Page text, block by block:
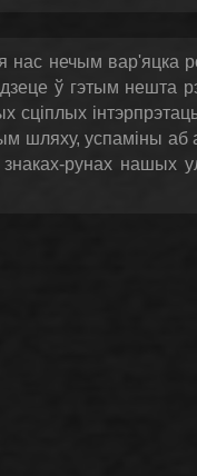
нас нечым вар'яцка
ў гэтым нешта
успаміны аб
знаках-рунах